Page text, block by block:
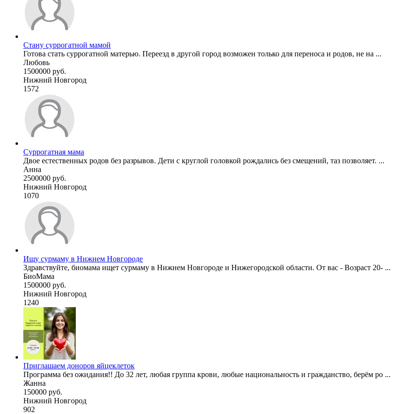
Стану суррогатной мамой
Готова стать суррогатной матерью. Переезд в другой город возможен только для переноса и родов, не на ...
Любовь
1500000 руб.
Нижний Новгород
1572
Суррогатная мама
Двое естественных родов без разрывов. Дети с круглой головкой рождались без смещений, таз позволяет. ...
Анна
2500000 руб.
Нижний Новгород
1070
Ищу сурмаму в Нижнем Новгороде
Здравствуйте, биомама ищет сурмаму в Нижнем Новгороде и Нижегородской области. От вас - Возраст 20- ...
БиоМама
1500000 руб.
Нижний Новгород
1240
Приглашаем доноров яйцеклеток
Программа без ожидания!! До 32 лет, любая группа крови, любые национальность и гражданство, берём ро ...
Жанна
150000 руб.
Нижний Новгород
902